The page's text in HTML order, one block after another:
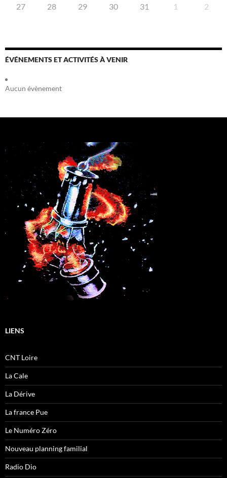
27 28 29 30 31 1 2
ÉVÉNEMENTS ET ACTIVITÉS À VENIR
Aucun évènement
LIENS
CNT Loire
La Cale
La Dérive
La france Pue
Le Numéro Zéro
Nouveau planning familial
Radio Dio